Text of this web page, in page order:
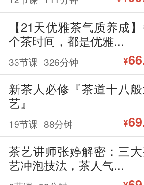
【21天优雅茶气质养成
个茶时间，都是优雅...
33节课 326分钟 ¥
新茶人必修『茶道十八
艺』
19节课 88分钟 ¥
茶艺讲师张婷解密：三
艺冲泡技法，茶人气...